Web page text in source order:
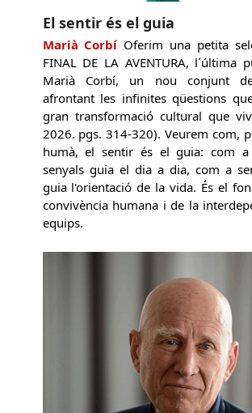
El sentir és el guia
Marià Corbí Oferim una petita
FINAL DE LA AVENTURA, l´última
Marià Corbí, un nou conjunt
afrontant les infinites qüestions
gran transformació cultural que
2026. pgs. 314-320). Veurem com,
humà, el sentir és el guia: com a
senyals guia el dia a dia, com a
guia l'orientació de la vida. És el
convivència humana i de la
equips.